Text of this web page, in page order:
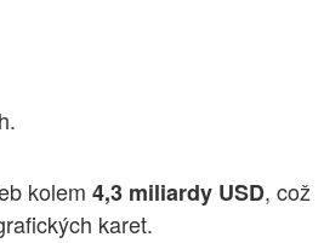
kolem 4,3 miliardy USD, což
karet.